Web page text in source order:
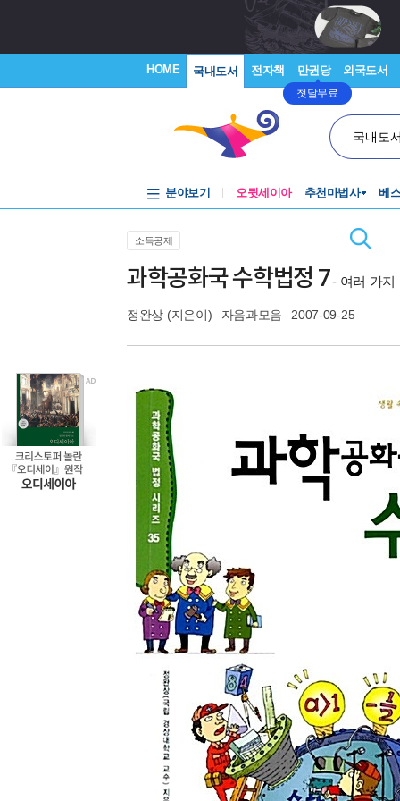
HOME 국내도서 전자책 만권당
첫달무료
외국도서
국내도
분야보기 오뒷세이아 추천마법사 베
소득공제
과학공화국 수학법정 7- 여러 가지
정완상 (지은이) 자음과모음 2007-09-25